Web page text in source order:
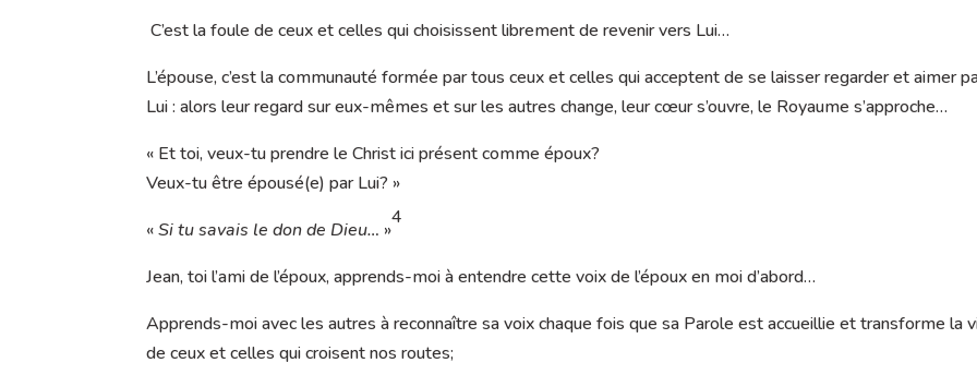
C’est la foule de ceux et celles qui choisissent librement de revenir vers Lui…
L’épouse, c’est la communauté formée par tous ceux et celles qui acceptent de se laisser regarder et aimer
Lui : alors leur regard sur eux-mêmes et sur les autres change, leur cœur s’ouvre, le Royaume s’approche…
« Et toi, veux-tu prendre le Christ ici présent comme époux?
Veux-tu être épousé(e) par Lui? »
«Si tu savais le don de Dieu… »
4
Jean, toi l’ami de l’époux, apprends-moi à entendre cette voix de l’époux en moi d’abord…
Apprends-moi avec les autres à reconnaître sa voix chaque fois que sa Parole est accueillie et transforme la
de ceux et celles qui croisent nos routes;